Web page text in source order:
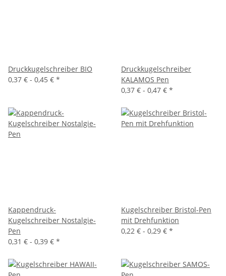
Druckkugelschreiber BIO
0,37 € - 0,45 € *
Druckkugelschreiber
KALAMOS Pen
0,37 € - 0,47 € *
Kappendruck-
Kugelschreiber Nostalgie-
Pen
0,31 € - 0,39 € *
Kugelschreiber Bristol-Pen
mit Drehfunktion
0,22 € - 0,29 € *